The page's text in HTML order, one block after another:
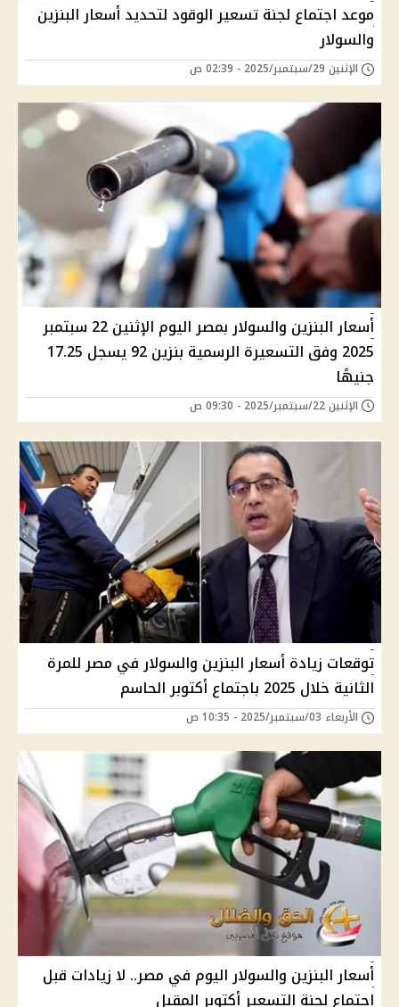
موعد اجتماع لجنة تسعير الوقود لتحديد أسعار البنزين
والسولار
الإثنين 29/سبتمبر/2025 - 02:39 ص
أسعار البنزين والسولار بمصر اليوم الإثنين 22 سبتمبر
2025 وفق التسعيرة الرسمية بنزين 92 يسجل 17.25
جنيهًا
الإثنين 22/سبتمبر/2025 - 09:30 ص
توقعات زيادة أسعار البنزين والسولار في مصر للمرة
الثانية خلال 2025 باجتماع أكتوبر الحاسم
الأربعاء 03/سبتمبر/2025 - 10:35 ص
أسعار البنزين والسولار اليوم في مصر.. لا زيادات قبل
اجتماع لجنة التسعير أكتوبر المقبل